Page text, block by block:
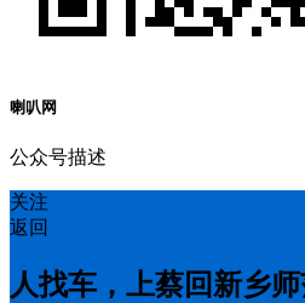
喇叭网
公众号描述
关注
返回
人找车，上蔡回新乡